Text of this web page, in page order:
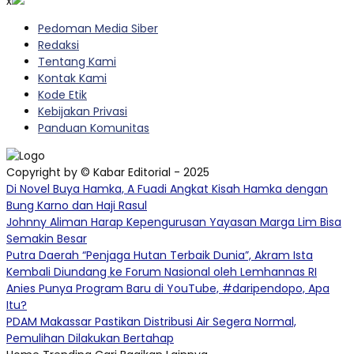
Pedoman Media Siber
Redaksi
Tentang Kami
Kontak Kami
Kode Etik
Kebijakan Privasi
Panduan Komunitas
Copyright by © Kabar Editorial - 2025
Di Novel Buya Hamka, A Fuadi Angkat Kisah Hamka dengan
Bung Karno dan Haji Rasul
Johnny Aliman Harap Kepengurusan Yayasan Marga Lim Bisa
Semakin Besar
Putra Daerah “Penjaga Hutan Terbaik Dunia”, Akram Ista
Kembali Diundang ke Forum Nasional oleh Lemhannas RI
Anies Punya Program Baru di YouTube, #daripendopo, Apa
Itu?
PDAM Makassar Pastikan Distribusi Air Segera Normal,
Pemulihan Dilakukan Bertahap